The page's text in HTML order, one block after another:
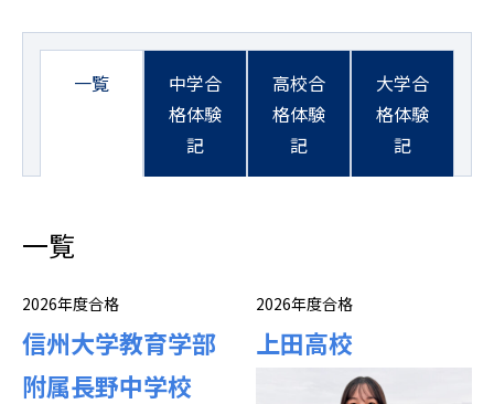
一覧
中学合
格体験
記
高校合
格体験
記
大学合
格体験
記
一覧
2026年度合格
信州大学教育学部
附属長野中学校
2026年度合格
上田高校